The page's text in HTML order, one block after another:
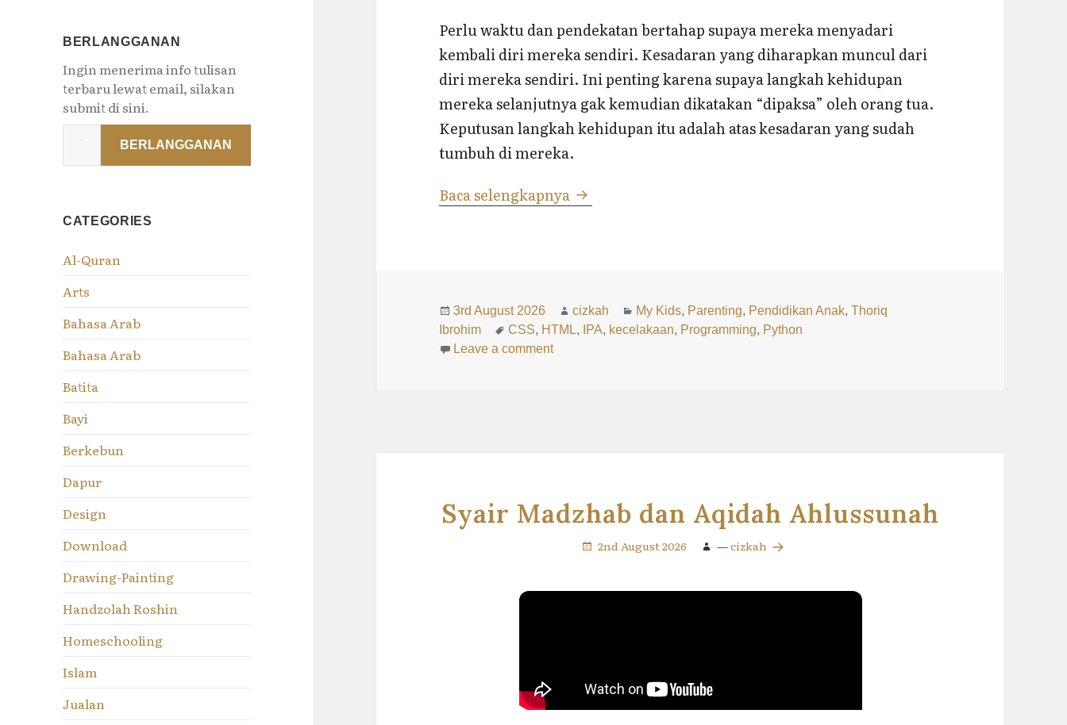
BERLANGGANAN
Ingin menerima info tulisan
terbaru lewat email, silakan
submit di sini.
email…
BERLANGGANAN
CATEGORIES
Al-Quran
Arts
Bahasa Arab
Bahasa Arab
Batita
Bayi
Berkebun
Dapur
Design
Download
Drawing-Painting
Handzolah Roshin
Homeschooling
Islam
Jualan
Perlu waktu dan pendekatan bertahap supaya mereka menyadari
kembali diri mereka sendiri. Kesadaran yang diharapkan muncul dari
diri mereka sendiri. Ini penting karena supaya langkah kehidupan
mereka selanjutnya gak kemudian dikatakan “dipaksa” oleh orang tua.
Keputusan langkah kehidupan itu adalah atas kesadaran yang sudah
tumbuh di mereka.
Baca selengkapnya Cerita Jurusan IPA Thoriq dan Belajar Python
Posted
on
3rd August 2026 Author
cizkah Categories
My Kids, Parenting, Pendidikan Anak,Thoriq
Ibrohim
Tags
CSS, HTML, IPA, kecelakaan, Programming, Python
Leave a commenton Cerita Jurusan IPA Thoriq dan Belajar Python
Syair Madzhab dan Aqidah Ahlussunah
2nd August 2026 —cizkah